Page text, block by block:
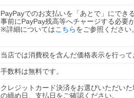
PayPayでのお支払いを「あとで」にでき
事前にPayPay残高等へチャージする必要
※詳細についてはこちらをご参照ください。
当店では消費税を含んだ価格表示を行って
クレジットカード決済をお選びいただい
の締め日、支払日をご確認ください。